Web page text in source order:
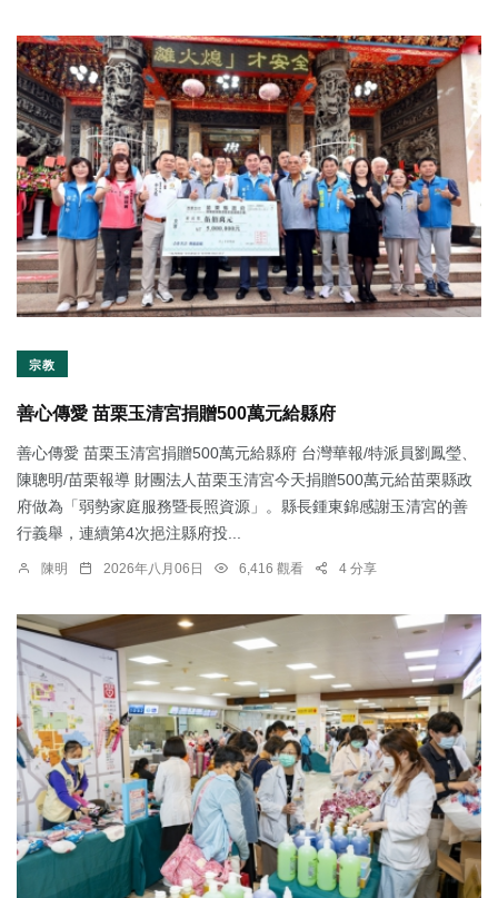
宗教
善心傳愛 苗栗玉清宮捐贈500萬元給縣府
善心傳愛 苗栗玉清宮捐贈500萬元給縣府 台灣華報/特派員劉鳳瑩、
陳聰明/苗栗報導 財團法人苗栗玉清宮今天捐贈500萬元給苗栗縣政
府做為「弱勢家庭服務暨長照資源」。縣長鍾東錦感謝玉清宮的善
行義舉，連續第4次挹注縣府投...
陳明 2026年八月06日 6,416 觀看 4 分享